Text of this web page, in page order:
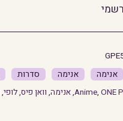
אנימה אנימה סדרות
Anime, ONE
,אנימה, וואן פיס,לופי,